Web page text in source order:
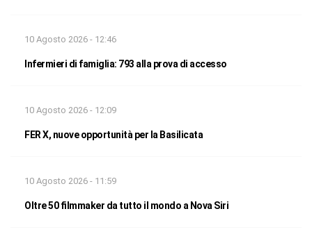
10 Agosto 2026 - 12:46
Infermieri di famiglia: 793 alla prova di accesso
10 Agosto 2026 - 12:09
FER X, nuove opportunità per la Basilicata
10 Agosto 2026 - 11:59
Oltre 50 filmmaker da tutto il mondo a Nova Siri